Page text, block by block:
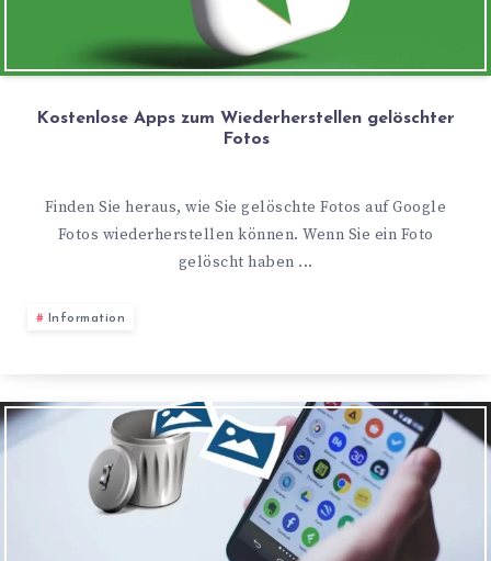
Kostenlose Apps zum Wiederherstellen gelöschter
Fotos
Finden Sie heraus, wie Sie gelöschte Fotos auf Google
Fotos wiederherstellen können. Wenn Sie ein Foto
gelöscht haben ...
Information